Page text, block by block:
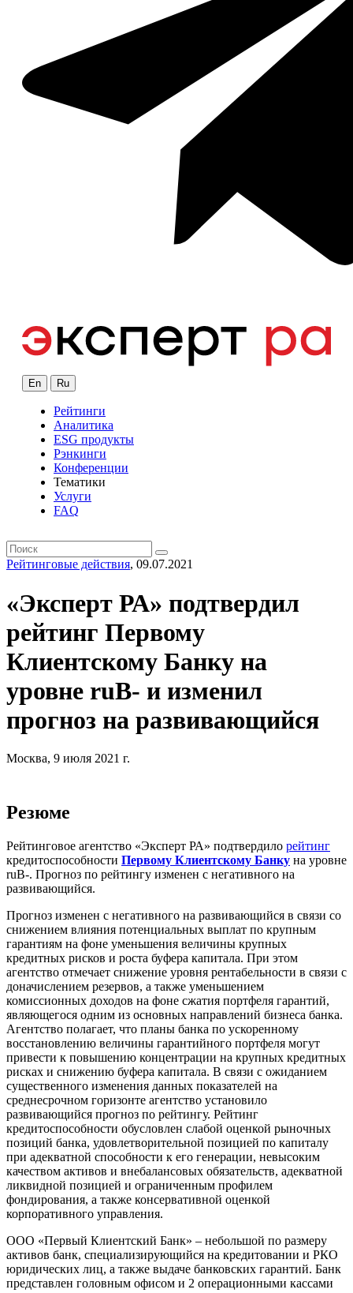
En Ru
Рейтинги
Аналитика
ESG продукты
Рэнкинги
Конференции
Тематики
Услуги
FAQ
Рейтинговые действия, 09.07.2021
«Эксперт РА» подтвердил
рейтинг Первому
Клиентскому Банку на
уровне ruВ- и изменил
прогноз на развивающийся
Москва, 9 июля 2021 г.
Резюме
Рейтинговое агентство «Эксперт РА» подтвердило рейтинг
кредитоспособности Первому Клиентскому Банку на уровне
ruB-. Прогноз по рейтингу изменен с негативного на
развивающийся.
Прогноз изменен с негативного на развивающийся в связи со
снижением влияния потенциальных выплат по крупным
гарантиям на фоне уменьшения величины крупных
кредитных рисков и роста буфера капитала. При этом
агентство отмечает снижение уровня рентабельности в связи с
доначислением резервов, а также уменьшением
комиссионных доходов на фоне сжатия портфеля гарантий,
являющегося одним из основных направлений бизнеса банка.
Агентство полагает, что планы банка по ускоренному
восстановлению величины гарантийного портфеля могут
привести к повышению концентрации на крупных кредитных
рисках и снижению буфера капитала. В связи с ожиданием
существенного изменения данных показателей на
среднесрочном горизонте агентство установило
развивающийся прогноз по рейтингу. Рейтинг
кредитоспособности обусловлен слабой оценкой рыночных
позиций банка, удовлетворительной позицией по капиталу
при адекватной способности к его генерации, невысоким
качеством активов и внебалансовых обязательств, адекватной
ликвидной позицией и ограниченным профилем
фондирования, а также консервативной оценкой
корпоративного управления.
ООО «Первый Клиентский Банк» – небольшой по размеру
активов банк, специализирующийся на кредитовании и РКО
юридических лиц, а также выдаче банковских гарантий. Банк
представлен головным офисом и 2 операционными кассами